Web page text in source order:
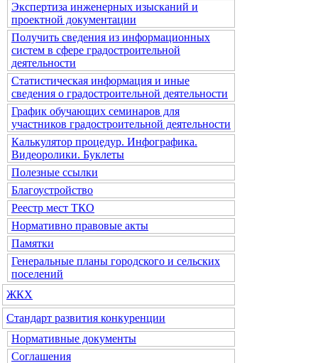
Экспертиза инженерных изысканий и
проектной документации
Получить сведения из информационных
систем в сфере градостроительной
деятельности
Статистическая информация и иные
сведения о градостроительной деятельности
График обучающих семинаров для
участников градостроительной деятельности
Калькулятор процедур. Инфографика.
Видеоролики. Буклеты
Полезные ссылки
Благоустройство
Реестр мест ТКО
Нормативно правовые акты
Памятки
Генеральные планы городского и сельских
поселений
ЖКХ
Стандарт развития конкуренции
Нормативные документы
Соглашения